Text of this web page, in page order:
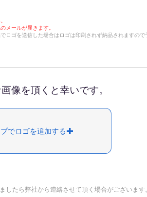
メールが届きます。
ゴを送信した場合はロゴは印刷されず納品されますので
像を頂くと幸いです。
でロゴを追加する
したら弊社から連絡させて頂く場合が​ございます